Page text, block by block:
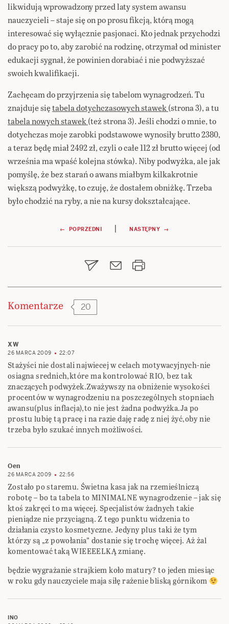
likwidują wprowadzony przed laty system awansu
nauczycieli – staje się on po prosu fikcją, którą mogą
interesować się wyłącznie pasjonaci. Kto jednak przychodzi
do pracy po to, aby zarobić na rodzinę, otrzymał od minister
edukacji sygnał, że powinien dorabiać i nie podwyższać
swoich kwalifikacji.
Zachęcam do przyjrzenia się tabelom wynagrodzeń. Tu
znajduje siętabela dotychczasowych stawek(strona 3), a tu
tabela nowych stawek(też strona 3). Jeśli chodzi o mnie, to
dotychczas moje zarobki podstawowe wynosiły brutto 2380,
a teraz będę miał 2492 zł, czyli o całe 112 zł brutto więcej (od
września ma wpaść kolejna stówka). Niby podwyżka, ale jak
pomyślę, że bez starań o awans miałbym kilkakrotnie
większą podwyżkę, to czuję, że dostałem obniżkę. Trzeba
było chodzić na ryby, a nie na kursy dokształcające.
Nawigacja
wpisu
← POPRZEDNI | NASTĘPNY →
Komentarze 20
XW
26 MARCA 2009 22:07
Stażyści nie dostali najwiecej w celach motywacyjnych-nie
osiagna srednich,które ma kontrolować RIO, bez tak
znaczących podwyżek.Zważywszy na obniżenie wysokości
procentów w wynagrodzeniu na poszczególnych stopniach
awansu(plus inflacja),to nie jest żadna podwyżka.Ja po
prostu lubię tą pracę i na razie daję radę z niej żyć,oby nie
trzeba było szukać innych możliwości.
Oen
26 MARCA 2009 22:56
Zostało po staremu. Świetna kasa jak na rzemieślniczą
robotę – bo ta tabela to MINIMALNE wynagrodzenie – jak się
ktoś zakręci to ma więcej. Specjalistów żadnych takie
pieniądze nie przyciągną. Z tego punktu widzenia to
działania czysto kosmetyczne. Jedyny plus taki że tym
którzy są „z powołania” dostanie się trochę więcej. Aż żal
komentować taką WIEEEELKĄ zmianę.
będzie wygrażanie strajkiem koło matury? to jeden miesiąc
w roku gdy nauczyciele maja siłę rażenie bliską górnikom
INO